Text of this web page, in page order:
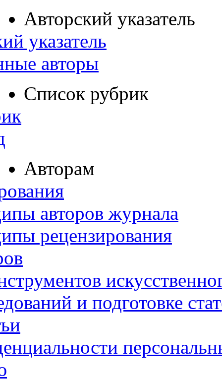
Авторский указатель
указатель
авторы
Список рубрик
Авторам
авторов журнала
рецензирования
и подготовке